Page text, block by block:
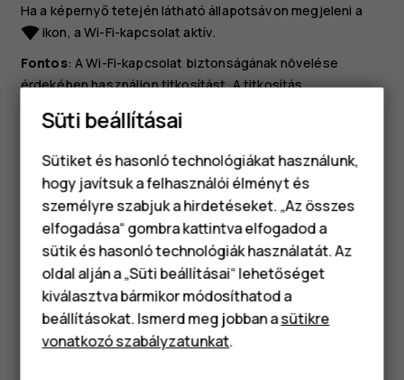
Okostelefonok
Klasszikus telefonok
Tartozékok
Táblagépek
Ha a képernyő tetején látható állapotsávon megjeleni a
network_wifiikon, a Wi-Fi-kapcsolat aktív.
Fontos: A Wi-Fi-kapcsolat biztonságának növelése
érdekében használjon titkosítást. A titkosítás
használatával csökkentheti annak kockázatát, hogy mások
hozzáférjenek az Ön adataihoz.
Tip:Kapcsolja be a Wi-Fi-t, ha javítani szeretné a
helymeghatározás pontosságát, amikor nem
érhetők el a műholdjelek, például beltéri területeken
vagy magas épületek között.
Süti beállításai
Sütiket és hasonló technológiákat használunk,
hogy javítsuk a felhasználói élményt és
személyre szabjuk a hirdetéseket. „Az összes
elfogadása“ gombra kattintva elfogadod a
sütik és hasonló technológiák használatát. Az
oldal alján a „Süti beállításai“ lehetőséget
kiválasztva bármikor módosíthatod a
beállításokat. Ismerd meg jobban asütikre
vonatkozó szabályzatunkat.